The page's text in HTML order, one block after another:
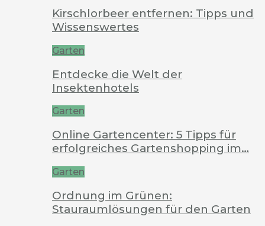
Kirschlorbeer entfernen: Tipps und
Wissenswertes
Garten
Entdecke die Welt der
Insektenhotels
Garten
Online Gartencenter: 5 Tipps für
erfolgreiches Gartenshopping im…
Garten
Ordnung im Grünen:
Stauraumlösungen für den Garten